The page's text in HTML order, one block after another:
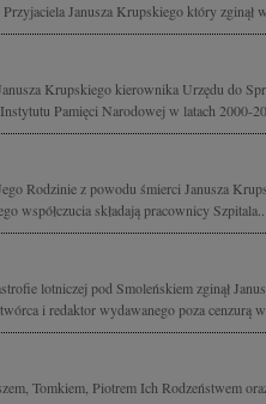
Janusza Krupskiego który zginął
Krupskiego kierownika Urzędu do
Pamięci Narodowej w latach 2000-
Rodzinie z powodu śmierci Janusza
współczucia składają pracownicy
lotniczej pod Smoleńskiem zginął
i redaktor wydawanego poza cenzurą
Tomkiem, Piotrem Ich Rodzeństwem